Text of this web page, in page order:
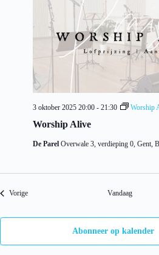
Worship Alive
3 oktober 2025 20:00 - 21:30 Worship
De Parel Overwale 3, verdieping 0, Gent,
VorigeEvenementen Vandaag
Abonneer op kalender